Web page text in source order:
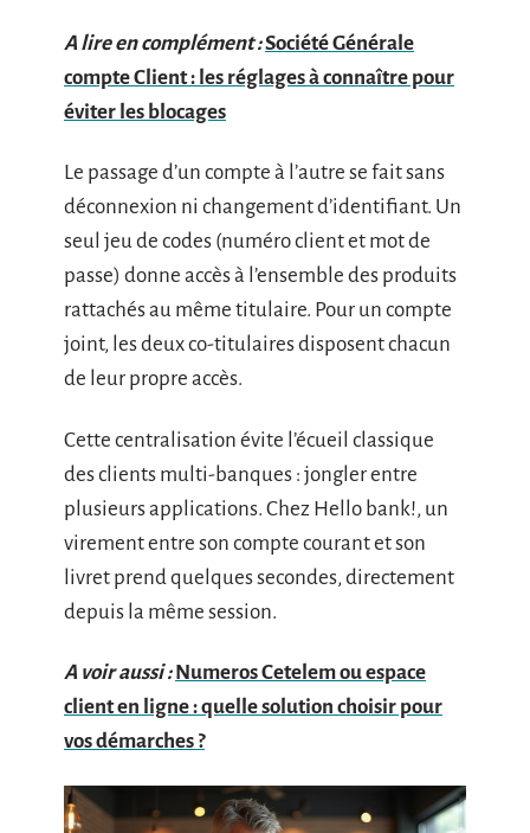
A lire en complément :Société Générale
compte Client : les réglages à connaître pour
éviter les blocages
Le passage d’un compte à l’autre se fait sans
déconnexion ni changement d’identifiant. Un
seul jeu de codes (numéro client et mot de
passe) donne accès à l’ensemble des produits
rattachés au même titulaire. Pour un compte
joint, les deux co-titulaires disposent chacun
de leur propre accès.
Cette centralisation évite l’écueil classique
des clients multi-banques : jongler entre
plusieurs applications. Chez Hello bank!, un
virement entre son compte courant et son
livret prend quelques secondes, directement
depuis la même session.
A voir aussi : Numeros Cetelem ou espace
client en ligne : quelle solution choisir pour
vos démarches ?